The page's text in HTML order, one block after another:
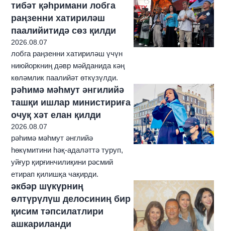
тибәт қәһримани лобга
раңзенни хатириләш
паалийитидә сөз қилди
2026.08.07
лобга раңзенни хатириләш үчүн
ниюйоркниң дәвр мәйданида кәң
көләмлик паалийәт өткүзүлди.
рәһимә мәһмут әнгилийә
ташқи ишлар министириға
очуқ хәт елан қилди
2026.08.07
рәһимә мәһмут әнглийә
һөкүмитини һәқ-адаләттә туруп,
уйғур қирғинчилиқини рәсмий
етирап қилишқа чақирди.
әкбәр шүкүрниң
өлтүрүлүш делосиниң бир
қисим тәпсилатлири
ашкариланди